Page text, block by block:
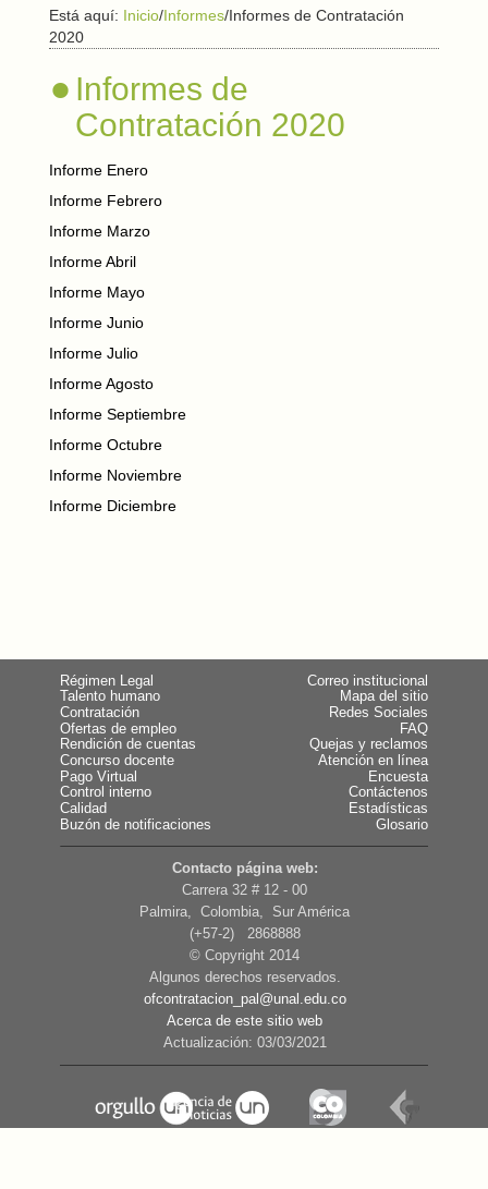
Está aquí: Inicio/Informes/Informes de Contratación
2020
Informes de
Contratación 2020
Informe Enero
Informe Febrero
Informe Marzo
Informe Abril
Informe Mayo
Informe Junio
Informe Julio
Informe Agosto
Informe Septiembre
Informe Octubre
Informe Noviembre
Informe Diciembre
Régimen Legal
Talento humano
Contratación
Ofertas de empleo
Rendición de cuentas
Concurso docente
Pago Virtual
Control interno
Calidad
Buzón de notificaciones
Correo institucional
Mapa del sitio
Redes Sociales
FAQ
Quejas y reclamos
Atención en línea
Encuesta
Contáctenos
Estadísticas
Glosario
Contacto página web:
Carrera 32 # 12 - 00
Palmira, Colombia, Sur América
(+57-2) 2868888
© Copyright 2014
Algunos derechos reservados.
ofcontratacion_pal@unal.edu.co
Acerca de este sitio web
Actualización: 03/03/2021